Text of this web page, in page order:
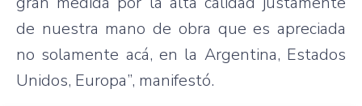
de nuestra mano de obra que es apreciada
no solamente acá, en la Argentina, Estados
Unidos, Europa”, manifestó.